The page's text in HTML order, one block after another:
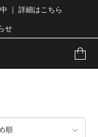
｜ 詳細はこちら
せ
順